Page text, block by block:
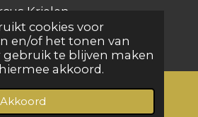
cookies voor
en/of het tonen van
gebruik te blijven maken
akkoord.
Akkoord
Krielen